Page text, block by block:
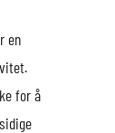
en
for å